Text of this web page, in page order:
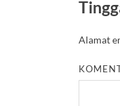
Alamat